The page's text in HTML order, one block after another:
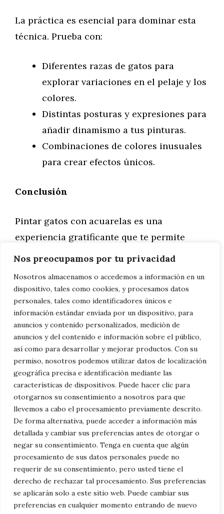
Nos preocupamos por tu privacidad
Nosotros almacenamos o accedemos a información en un
dispositivo, tales como cookies, y procesamos datos
personales, tales como identificadores únicos e
información estándar enviada por un dispositivo, para
anuncios y contenido personalizados, medición de
anuncios y del contenido e información sobre el público,
así como para desarrollar y mejorar productos. Con su
permiso, nosotros podemos utilizar datos de localización
geográfica precisa e identificación mediante las
características de dispositivos. Puede hacer clic para
otorgarnos su consentimiento a nosotros para que
llevemos a cabo el procesamiento previamente descrito.
De forma alternativa, puede acceder a información más
detallada y cambiar sus preferencias antes de otorgar o
negar su consentimiento. Tenga en cuenta que algún
procesamiento de sus datos personales puede no
requerir de su consentimiento, pero usted tiene el
derecho de rechazar tal procesamiento. Sus preferencias
se aplicarán solo a este sitio web. Puede cambiar sus
preferencias en cualquier momento entrando de nuevo
La práctica es esencial para dominar esta
técnica. Prueba con:
Diferentes razas de gatos para
explorar variaciones en el pelaje y los
colores.
Distintas posturas y expresiones para
añadir dinamismo a tus pinturas.
Combinaciones de colores inusuales
para crear efectos únicos.
Conclusión
Pintar gatos con acuarelas es una
experiencia gratificante que te permite
explorar tu creatividad mientras capturas la
felinos. Con esta guía paso a paso, estarás
listo para crear retratos llenos de vida y
color. Así que toma tus pinceles, relájate y
deja que tu imaginación fluya.
¿Listo para empezar? ¡Comparte tus
creaciones con nosotros y cuéntanos cómo
te fue en los comentarios!
¿Buscas el
dibujo de ungato para colorear?
Categorías
Familia,General
El arte de lo esencial: Aprende a dibujar
gatos minimalistas con líneas simples
Captura la Vida en Movimiento: Consejos
Esenciales para Dibujar Tortugas en Acción